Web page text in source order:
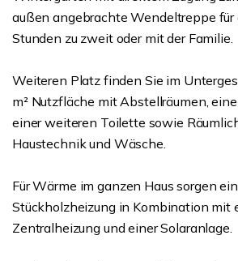
außen angebrachte Wendeltreppe für
Stunden zu zweit oder mit der Familie.
Weiteren Platz finden Sie im
m² Nutzfläche mit Abstellräumen,
einer weiteren Toilette sowie
Haustechnik und Wäsche.
Für Wärme im ganzen Haus sorgen
Stückholzheizung in Kombination mit
Zentralheizung und einer Solaranlage.